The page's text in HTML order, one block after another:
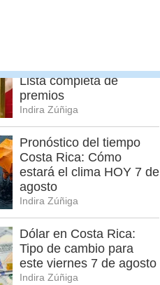
Lista completa de
premios
Indira Zúñiga
Pronóstico del tiempo
Costa Rica: Cómo
estará el clima HOY 7 de
agosto
Indira Zúñiga
Dólar en Costa Rica:
Tipo de cambio para
este viernes 7 de agosto
Indira Zúñiga